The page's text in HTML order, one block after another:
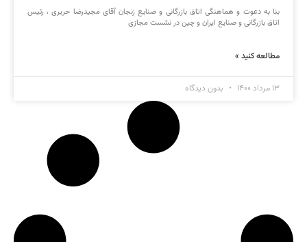
بنا به دعوت و هماهنگی اتاق بازرگانی و صنایع زنجان آقای مجیدرضا حریری ، رئیس
اتاق بازرگانی و صنایع ایران و چین در نشست مجازی
مطالعه کنید »
۱۳ مرداد ۱۴۰۰ بدون دیدگاه